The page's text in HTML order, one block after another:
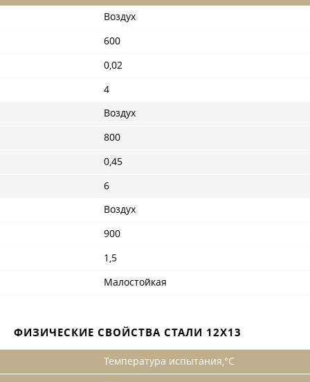
Воздух
600
0,02
4
Воздух
800
0,45
6
Воздух
900
1,5
Малостойкая
ФИЗИЧЕСКИЕ СВОЙСТВА СТАЛИ 12Х13
Температура испытания,°С